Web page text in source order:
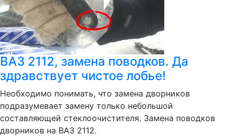
ВАЗ 2112, замена поводков. Да
здравствует чистое лобье!
Необходимо понимать, что замена дворников
подразумевает замену только небольшой
составляющей стеклоочистителя. Замена поводков
дворников на ВАЗ 2112.